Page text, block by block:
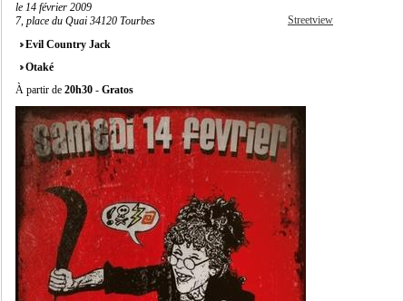
le 14 février 2009
7, place du Quai 34120 Tourbes
Streetview
Evil Country Jack
Otaké
À partir de 20h30 - Gratos